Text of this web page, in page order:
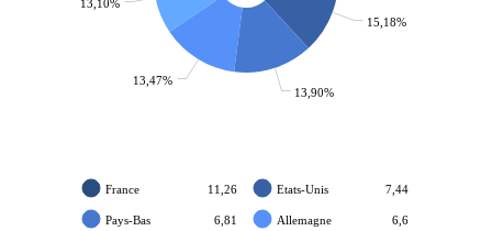
ACTIF NET (EUR)
554M / 31.07.26
NOTATION MORNINGSTAR ⁽¹⁾
15,18%
13,90%
13,47%
13,10%
France 11,26 Etats-Unis 7,44
Pays-Bas 6,81 Allemagne 6,6